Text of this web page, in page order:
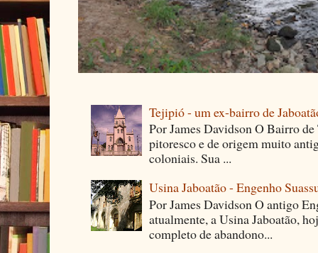
Tejipió - um ex-bairro de
Por James Davidson O Bairro
pitoresco e de origem muito
coloniais. Sua ...
Usina Jaboatão - Engenho
Por James Davidson O antigo
atualmente, a Usina Jaboatão,
completo de abandono...